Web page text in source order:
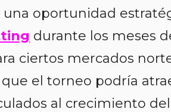
oportunidad
durante los meses
ciertos mercados
el torneo podría
al crecimiento